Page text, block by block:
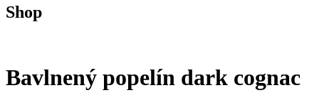
Shop
Bavlnený popelín dark cognac